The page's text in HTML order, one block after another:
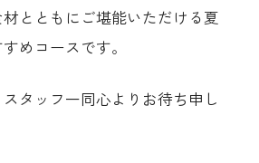
二次会
し/ボイル伊勢海老)
とともにご堪能いただける夏
めコースです。
タッフ一同心よりお待ち申し